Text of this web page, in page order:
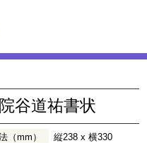
谷道祐書状
（mm） 縦238 x 横330